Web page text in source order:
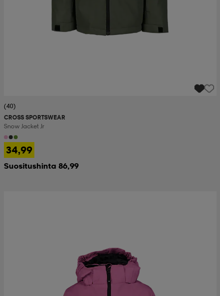
(40)
CROSS SPORTSWEAR
Snow Jacket Jr
34,99
Suositushinta 86,99